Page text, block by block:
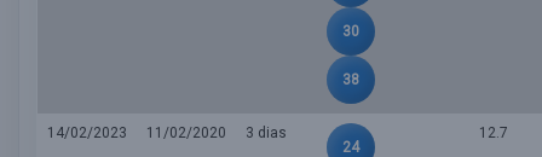
30
38
14/02/2023 11/02/2020
3 dias
24
12.7